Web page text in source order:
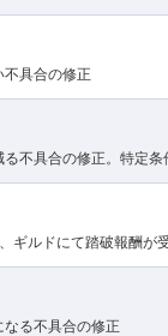
具合の修正
不具合の修正。特定
ギルドにて踏破報酬が
る不具合の修正